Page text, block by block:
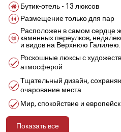
Бутик-отель - 13 люксов
Размещение только для пар
Расположен в самом сердце
каменных переулков,
и видов на Верхнюю Галилею.
Роскошные люксы с
атмосферой
Тщательный дизайн,
очарование места
Мир, спокойствие и
Показать все